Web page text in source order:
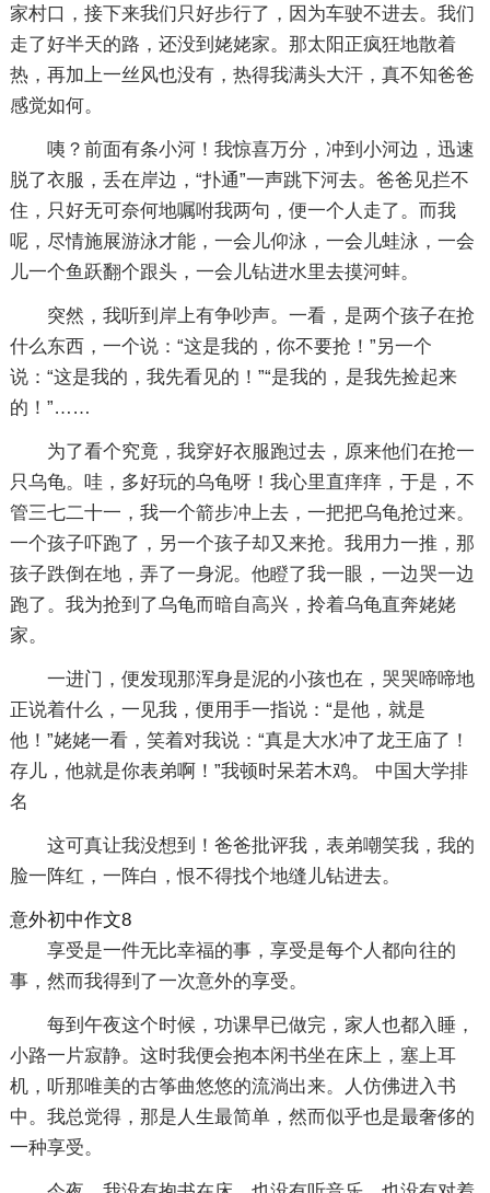
家村口，接下来我们只好步行了，因为车驶不进去。我们
走了好半天的路，还没到姥姥家。那太阳正疯狂地散着
热，再加上一丝风也没有，热得我满头大汗，真不知爸爸
感觉如何。
咦？前面有条小河！我惊喜万分，冲到小河边，迅速
脱了衣服，丢在岸边，“扑通”一声跳下河去。爸爸见拦不
住，只好无可奈何地嘱咐我两句，便一个人走了。而我
呢，尽情施展游泳才能，一会儿仰泳，一会儿蛙泳，一会
儿一个鱼跃翻个跟头，一会儿钻进水里去摸河蚌。
突然，我听到岸上有争吵声。一看，是两个孩子在抢
什么东西，一个说：“这是我的，你不要抢！”另一个
说：“这是我的，我先看见的！”“是我的，是我先捡起来
的！”……
为了看个究竟，我穿好衣服跑过去，原来他们在抢一
只乌龟。哇，多好玩的乌龟呀！我心里直痒痒，于是，不
管三七二十一，我一个箭步冲上去，一把把乌龟抢过来。
一个孩子吓跑了，另一个孩子却又来抢。我用力一推，那
孩子跌倒在地，弄了一身泥。他瞪了我一眼，一边哭一边
跑了。我为抢到了乌龟而暗自高兴，拎着乌龟直奔姥姥
家。
一进门，便发现那浑身是泥的小孩也在，哭哭啼啼地
正说着什么，一见我，便用手一指说：“是他，就是
他！”姥姥一看，笑着对我说：“真是大水冲了龙王庙了！
存儿，他就是你表弟啊！”我顿时呆若木鸡。 中国大学排
名
这可真让我没想到！爸爸批评我，表弟嘲笑我，我的
脸一阵红，一阵白，恨不得找个地缝儿钻进去。
意外初中作文8
享受是一件无比幸福的事，享受是每个人都向往的
事，然而我得到了一次意外的享受。
每到午夜这个时候，功课早已做完，家人也都入睡，
小路一片寂静。这时我便会抱本闲书坐在床上，塞上耳
机，听那唯美的古筝曲悠悠的流淌出来。人仿佛进入书
中。我总觉得，那是人生最简单，然而似乎也是最奢侈的
一种享受。